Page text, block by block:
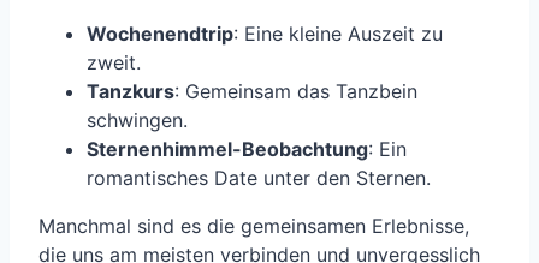
Wochenendtrip: Eine kleine Auszeit zu
zweit.
Tanzkurs: Gemeinsam das Tanzbein
schwingen.
Sternenhimmel-Beobachtung: Ein
romantisches Date unter den Sternen.
Manchmal sind es die gemeinsamen Erlebnisse,
die uns am meisten verbinden und unvergesslich